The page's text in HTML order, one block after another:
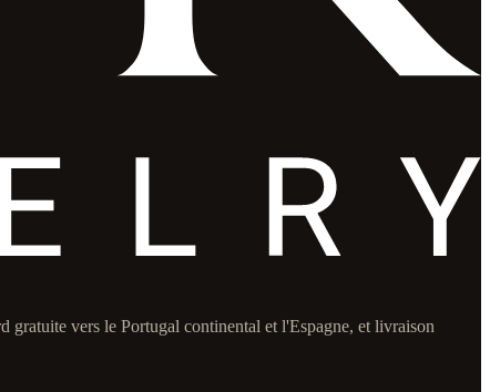
gratuite vers le Portugal continental et l'Espagne, et livraison